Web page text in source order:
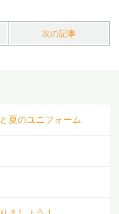
次の記事
夏のユニフォーム